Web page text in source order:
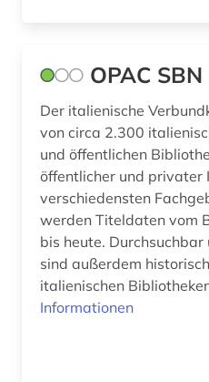
OPAC SBN
Der italienische
von circa 2.300
und öffentlichen
öffentlicher und privater
verschiedensten
werden Titeldaten vom
bis heute. Durchsuchbar über den Catalogo SBN
sind außerdem
italienischen
Informationen